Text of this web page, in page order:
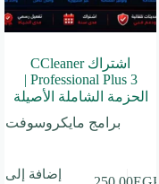
اشتراك CCleaner
Professional Plus 3 |
الحزمة الشاملة الأصيلة
برامج مايكروسوفت
إضافة إلى